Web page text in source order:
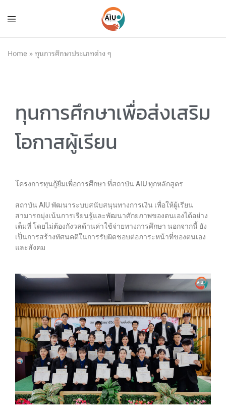
Home »ทุนการศึกษาประเภทต่าง ๆ
ทุนการศึกษาเพื่อส่งเสริม
โอกาสผู้เรียน
โครงการทุนกู้ยืมเพื่อการศึกษา ที่สถาบัน AIU ทุกหลักสูตร
สถาบัน AIU พัฒนาระบบสนับสนุนทางการเงิน เพื่อให้ผู้เรียน
สามารถมุ่งเน้นการเรียนรู้และพัฒนาศักยภาพของตนเองได้อย่าง
เต็มที่ โดยไม่ต้องกังวลด้านค่าใช้จ่ายทางการศึกษา นอกจากนี้ ยัง
เป็นการสร้างทัศนคติในการรับผิดชอบต่อภาระหน้าที่ของตนเอง
และสังคม